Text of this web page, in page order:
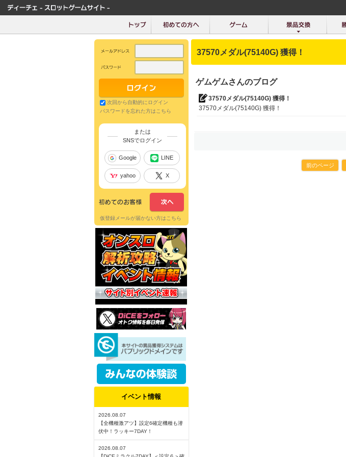
37570メダル(75140G) 獲得！
ゲムゲムさんのブログ
37570メダル(75140G) 獲得！
37570メダル(75140G) 獲得！
前のページ
次回から自動的にログイン
パスワードを忘れた方はこちら
または
SNSでログイン
Google LINE
yahoo X
仮登録メールが届かない方はこちら
イベント情報
2026.08.07
【全機種激アツ】設定6確定機種も潜
伏中！ラッキー7DAY！
2026.08.07